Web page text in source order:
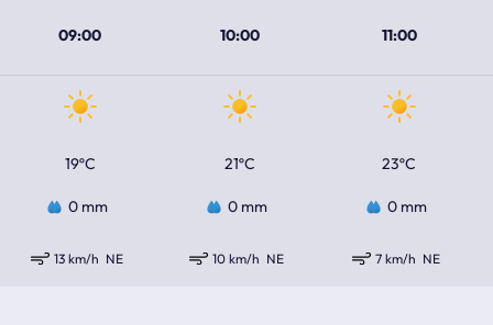
09:00 10:00 11:00
19ºC 21ºC 23ºC
0 mm 0 mm 0 mm
13 km/h NE 10 km/h NE 7 km/h NE